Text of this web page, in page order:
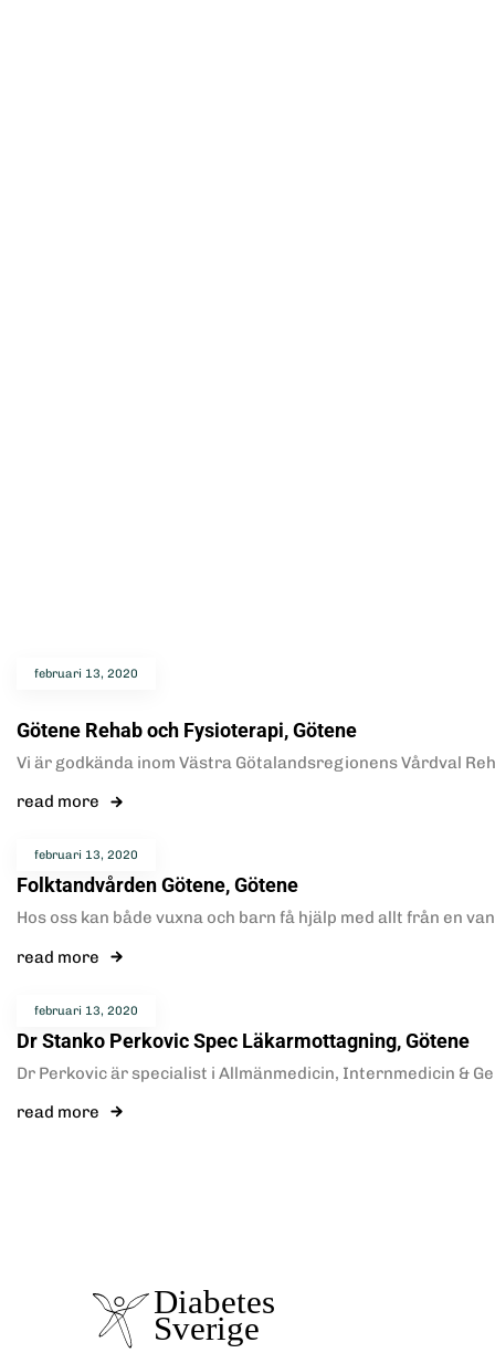
februari 13, 2020
Götene Rehab och Fysioterapi, Götene
Vi är godkända inom Västra Götalandsregionens Vårdval
read more
februari 13, 2020
Folktandvården Götene, Götene
Hos oss kan både vuxna och barn få hjälp med allt från en
read more
februari 13, 2020
Dr Stanko Perkovic Spec Läkarmottagning, Götene
Dr Perkovic är specialist i Allmänmedicin, Internmedicin &
read more